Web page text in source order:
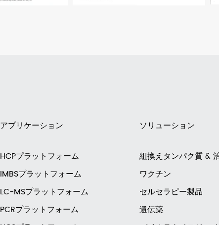
アプリケーション
HCPプラットフォーム
IMBSプラットフォーム
LC-MSプラットフォーム
PCRプラットフォーム
ソリューション
組換えタンパク質 &
ワクチン
セルセラピー製品
遺伝薬